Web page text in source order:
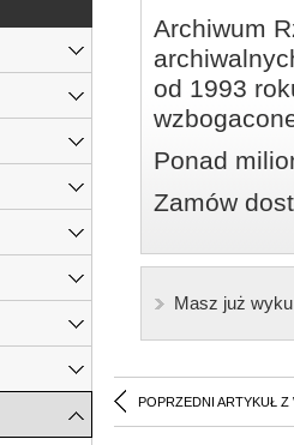
Archiwum
od 1993
Ponad
Zamów
Masz już
POPRZEDNI ARTYKUŁ Z